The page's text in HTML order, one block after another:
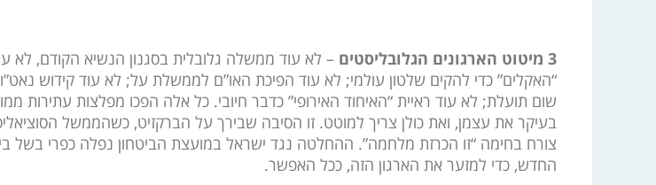
3 מיטוט הארגונים הגלובליסטים
– לא עוד ממשלה גלובלית בסגנון הנשיא הקודם, לא
“האקלים” כדי להקים שלטון עולמי; לא עוד הפיכת האו”ם לממשלת על; לא עוד קידוש
שום תועלת; לא עוד ראיית “האיחוד האירופי” כדבר חיובי. כל אלה הפכו מפלצות עתירות
בעיקר את עצמן, ואת כולן צריך למוטט. זו הסיבה שבירך על הברקזיט, כשהממשל
צורח בחימה “זו הכרזת מלחמה”. ההחלטה נגד ישראל במועצת הביטחון נפלה כפרי בשל
החדש, כדי למזער את הארגון הזה, ככל האפשר.